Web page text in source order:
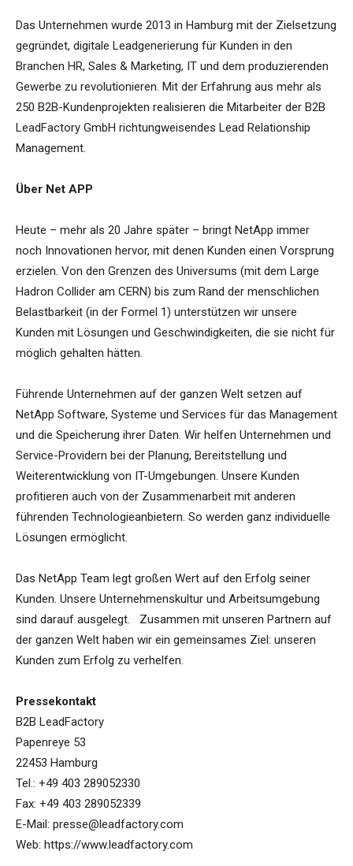
Das Unternehmen wurde 2013 in Hamburg mit der Zielsetzung
gegründet, digitale Leadgenerierung für Kunden in den
Branchen HR, Sales & Marketing, IT und dem produzierenden
Gewerbe zu revolutionieren. Mit der Erfahrung aus mehr als
250 B2B-Kundenprojekten realisieren die Mitarbeiter der B2B
LeadFactory GmbH richtungweisendes Lead Relationship
Management.
Über Net APP
Heute – mehr als 20 Jahre später – bringt NetApp immer
noch Innovationen hervor, mit denen Kunden einen Vorsprung
erzielen. Von den Grenzen des Universums (mit dem Large
Hadron Collider am CERN) bis zum Rand der menschlichen
Belastbarkeit (in der Formel 1) unterstützen wir unsere
Kunden mit Lösungen und Geschwindigkeiten, die sie nicht für
möglich gehalten hätten.
Führende Unternehmen auf der ganzen Welt setzen auf
NetApp Software, Systeme und Services für das Management
und die Speicherung ihrer Daten. Wir helfen Unternehmen und
Service-Providern bei der Planung, Bereitstellung und
Weiterentwicklung von IT-Umgebungen. Unsere Kunden
profitieren auch von der Zusammenarbeit mit anderen
führenden Technologieanbietern. So werden ganz individuelle
Lösungen ermöglicht.
Das NetApp Team legt großen Wert auf den Erfolg seiner
Kunden. Unsere Unternehmenskultur und Arbeitsumgebung
sind darauf ausgelegt. Zusammen mit unseren Partnern auf
der ganzen Welt haben wir ein gemeinsames Ziel: unseren
Kunden zum Erfolg zu verhelfen.
Pressekontakt
B2B LeadFactory
Papenreye 53
22453 Hamburg
Tel.: +49 403 289052330
Fax: +49 403 289052339
E-Mail: presse@leadfactory.com
Web: https://www.leadfactory.com